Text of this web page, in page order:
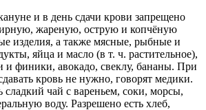
и в день сдачи крови запрещено
жареную, острую и копчёную
изделия, а также мясные, рыбные и
яйца и масло (в т. ч. растительное),
и финики, авокадо, свеклу, бананы. При
кровь не нужно, говорят медики.
чай с вареньем, соки, морсы,
воду. Разрешено есть хлеб,